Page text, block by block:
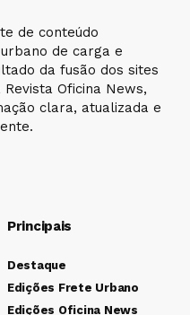
de conteúdo
de carga e
da fusão dos sites
Oficina News,
clara, atualizada e
Principais
Destaque
Edições Frete Urbano
Edições Oficina News